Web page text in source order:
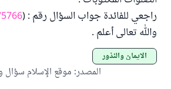
راجعي للفائدة جواب السؤال رقم : (
والله تعالى أعلم .
الأيمان والنذور
المصدر: موقع الإسلام